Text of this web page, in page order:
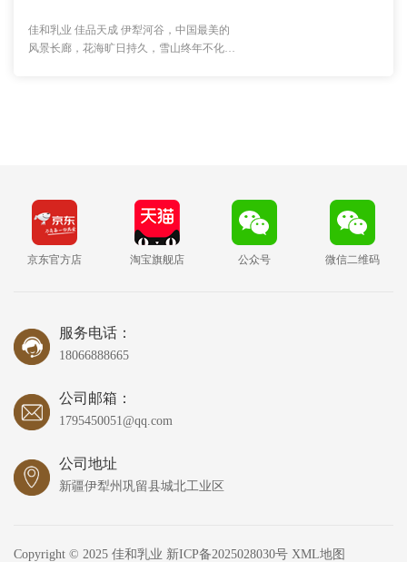
佳和乳业 佳品天成 伊犁河谷，中国最美的
风景长廊，花海旷日持久，雪山终年不化，
京东官方店 淘宝旗舰店 公众号 微信二维码
服务电话：
18066888665
公司邮箱：
1795450051@qq.com
公司地址
新疆伊犁州巩留县城北工业区
Copyright © 2025 佳和乳业 新ICP备2025028030号 XML地图